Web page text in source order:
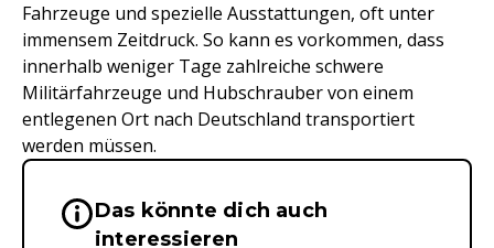
Fahrzeuge und spezielle Ausstattungen, oft unter
immensem Zeitdruck. So kann es vorkommen, dass
innerhalb weniger Tage zahlreiche schwere
Militärfahrzeuge und Hubschrauber von einem
entlegenen Ort nach Deutschland transportiert
werden müssen.
Wichtige Hinweise &
Das könnte dich auch
interessieren